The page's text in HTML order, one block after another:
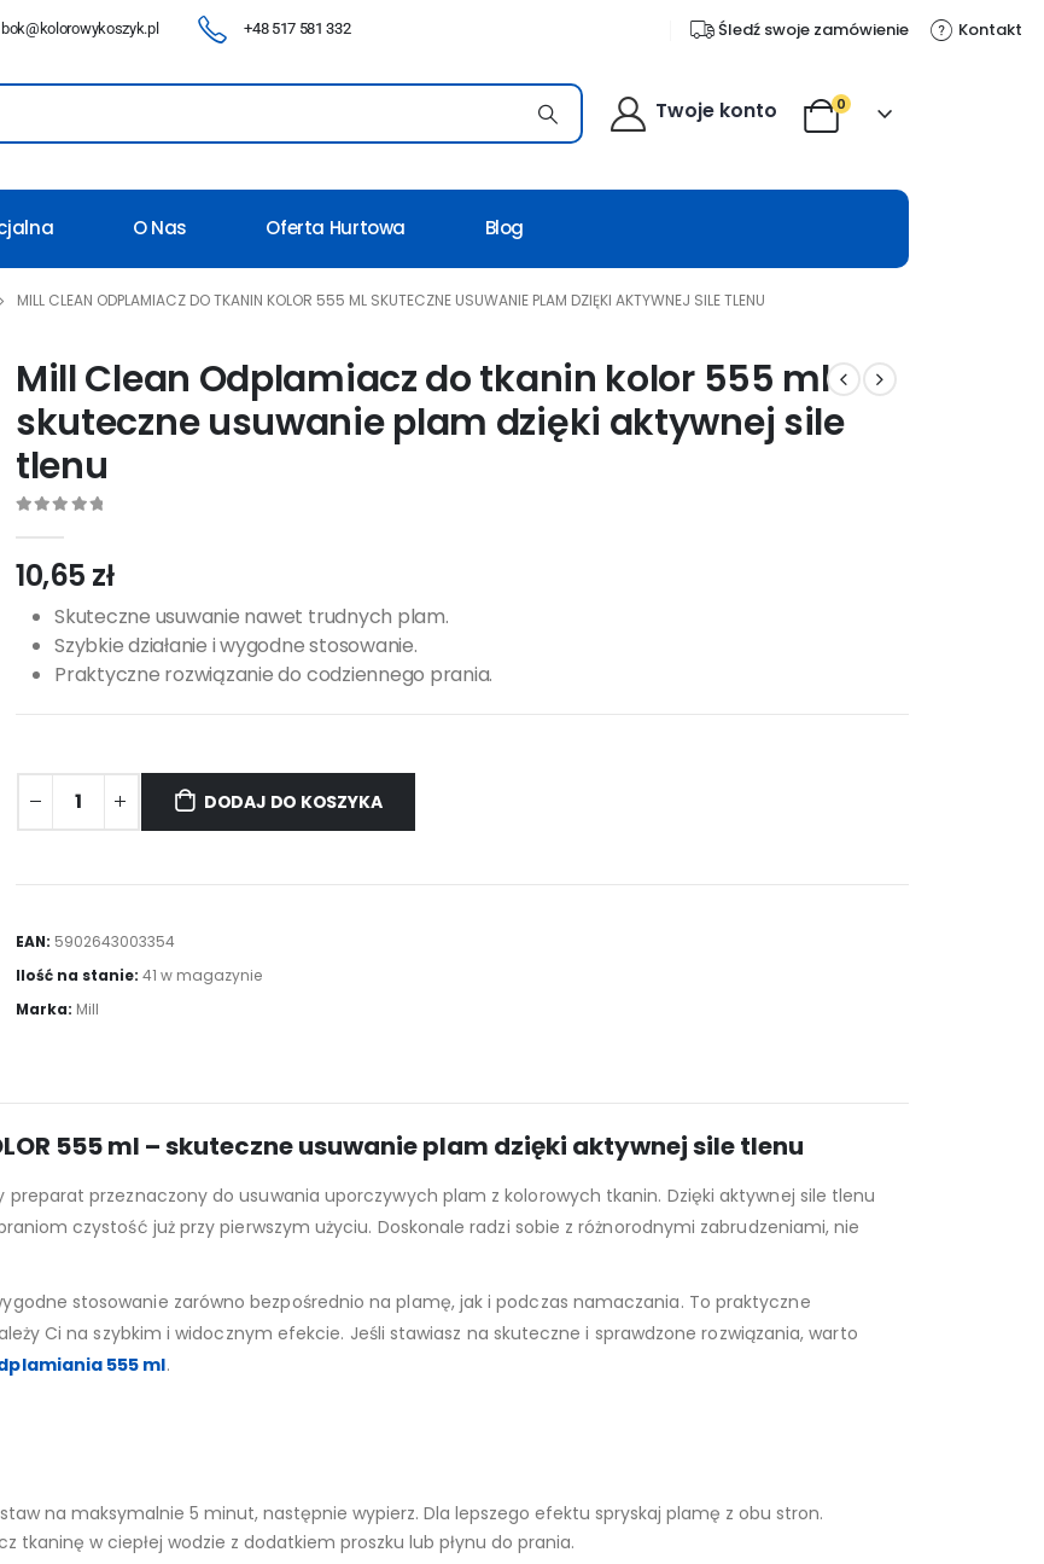
bok@kolorowykoszyk.pl +48 517 581 332 Śledź swoje zamówienie Kontakt
Twoje konto 0
O Nas Oferta Hurtowa Blog
MILL CLEAN ODPLAMIACZ DO TKANIN KOLOR 555 ML SKUTECZNE USUWANIE PLAM DZIĘKI AKTYWNEJ SILE TLENU
Mill Clean Odplamiacz do tkanin kolor 555 ml
skuteczne usuwanie plam dzięki aktywnej sile
tlenu
10,65 zł
Skuteczne usuwanie nawet trudnych plam.
Szybkie działanie i wygodne stosowanie.
Praktyczne rozwiązanie do codziennego prania.
DODAJ DO KOSZYKA
EAN: 5902643003354
Ilość na stanie: 41 w magazynie
Marka: Mill
555 ml – skuteczne usuwanie plam dzięki aktywnej sile tlenu
preparat przeznaczony do usuwania uporczywych plam z kolorowych tkanin. Dzięki aktywnej sile tlenu
czystość już przy pierwszym użyciu. Doskonale radzi sobie z różnorodnymi zabrudzeniami, nie
stosowanie zarówno bezpośrednio na plamę, jak i podczas namaczania. To praktyczne
Ci na szybkim i widocznym efekcie. Jeśli stawiasz na skuteczne i sprawdzone rozwiązania, warto
555 ml.
na maksymalnie 5 minut, następnie wypierz. Dla lepszego efektu spryskaj plamę z obu stron.
tkaninę w ciepłej wodzie z dodatkiem proszku lub płynu do prania.